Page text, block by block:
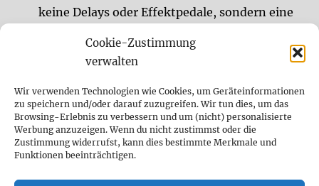
Cookie-Zustimmung
verwalten
Wir verwenden Technologien wie Cookies, um Geräteinformationen
zu speichern und/oder darauf zuzugreifen. Wir tun dies, um das
Browsing-Erlebnis zu verbessern und um (nicht) personalisierte
Werbung anzuzeigen. Wenn du nicht zustimmst oder die
Zustimmung widerrufst, kann dies bestimmte Merkmale und
Funktionen beeinträchtigen.
keine Delays oder Effektpedale, sondern eine
vom Team DelayDude super spannend
nicht? Man hat eine Gitarre, deren Korpus
und Hals sich einfach super anfühlen.
Eigentlich möchte man allein aufgrund der
Haptik gerne bei dieser Gitarre bleiben.